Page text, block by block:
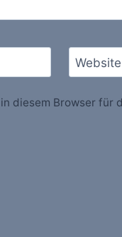
Website
diesem Browser für